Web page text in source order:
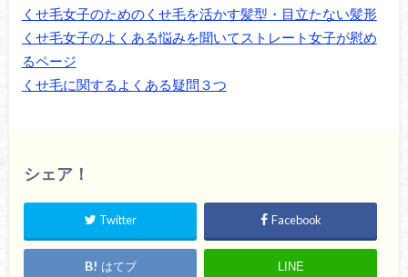
くせ毛女子のためのくせ毛を活かす髪型・目立たない髪形
くせ毛女子のよくある悩みを聞いてストレート女子が慰め
るページ
くせ毛に関するよくある疑問３つ
シェア！
Twitter Facebook
はてブ LINE